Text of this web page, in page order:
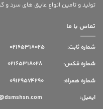
تولید و تامین انواع عایق های سرد و
تماس با ما
شماره ثابت:
شماره فکس: 02165318028
شماره همراه: 09129574290
ایمیل: info@dsmshsn.com